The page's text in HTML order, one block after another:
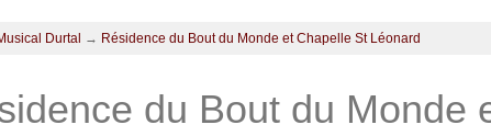
Durtal → Résidence du Bout du Monde et Chapelle St Léonard
du Bout du Monde